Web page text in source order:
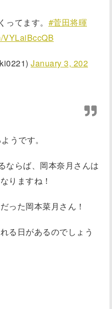
てます。 #菅田将暉
VYLaiBccQB
January 3, 202
うです。
ならば、岡本奈月さんは
りますね！
った岡本菜月さん！
る日があるのでしょう